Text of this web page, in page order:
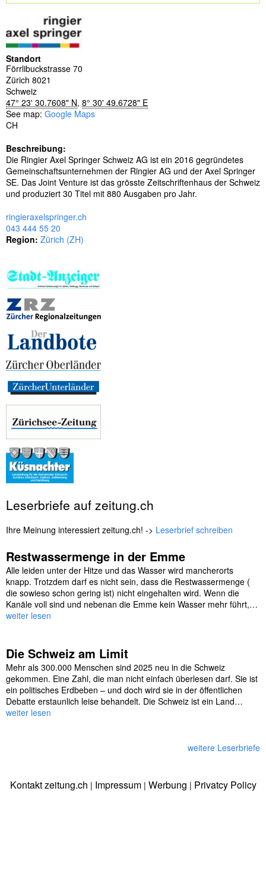
c
h
l
ü
s
s
e
l
w
r
t
e
r
Standort
Förrlibuckstrasse 70
Zürich 8021
Schweiz
47° 23' 30.7608" N, 8° 30' 49.6728" E
See map: Google Maps
CH
Beschreibung:
Die Ringier Axel Springer Schweiz AG ist ein 2016 gegründetes
Gemeinschaftsunternehmen der Ringier AG und der Axel Springer
SE. Das Joint Venture ist das grösste Zeitschriftenhaus der Schweiz
und produziert 30 Titel mit 880 Ausgaben pro Jahr.
ringieraxelspringer.ch
043 444 55 20
Region: Zürich (ZH)
Leserbriefe auf zeitung.ch
Ihre Meinung interessiert zeitung.ch! -> Leserbrief schreiben
Restwassermenge in der Emme
Alle leiden unter der Hitze und das Wasser wird mancherorts
knapp. Trotzdem darf es nicht sein, dass die Restwassermenge (
die sowieso schon gering ist) nicht eingehalten wird. Wenn die
Kanäle voll sind und nebenan die Emme kein Wasser mehr führt,…
weiter lesen
Die Schweiz am Limit
Mehr als 300.000 Menschen sind 2025 neu in die Schweiz
gekommen. Eine Zahl, die man nicht einfach überlesen darf. Sie ist
ein politisches Erdbeben – und doch wird sie in der öffentlichen
Debatte erstaunlich leise behandelt. Die Schweiz ist ein Land…
weiter lesen
weitere Leserbriefe
Kontakt zeitung.ch | Impressum| Werbung | Privatcy Policy